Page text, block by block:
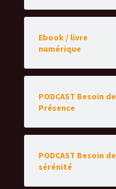
Ebook / livre
numérique
PODCAST Besoin de
Présence
PODCAST Besoin de
sérénité